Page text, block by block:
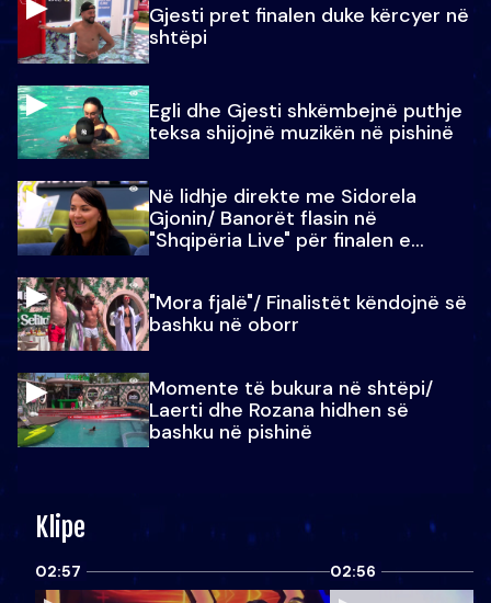
Gjesti pret finalen duke kërcyer në
shtëpi
Egli dhe Gjesti shkëmbejnë puthje
teksa shijojnë muzikën në pishinë
Në lidhje direkte me Sidorela
Gjonin/ Banorët flasin në
"Shqipëria Live" për finalen e
"Mora fjalë"/ Finalistët këndojnë së
bashku në oborr
Momente të bukura në shtëpi/
Laerti dhe Rozana hidhen së
bashku në pishinë
Klipe
02:57 02:56